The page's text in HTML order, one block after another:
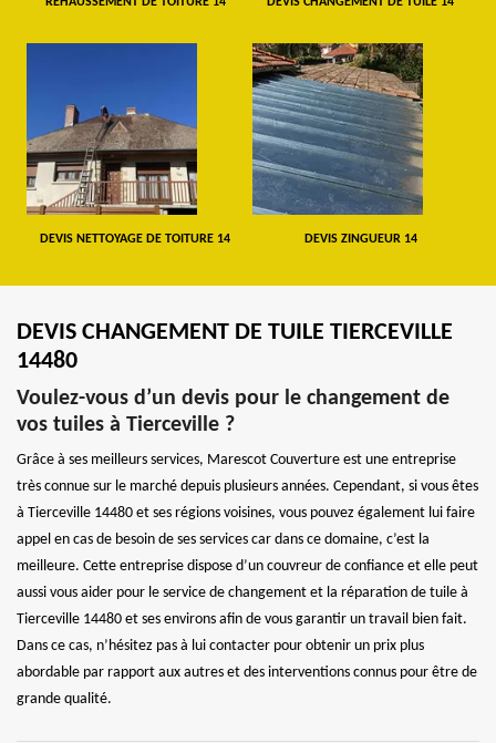
DEVIS NETTOYAGE DE TOITURE 14 DEVIS ZINGUEUR 14
DEVIS CHANGEMENT DE TUILE TIERCEVILLE
14480
Voulez-vous d’un devis pour le changement de
vos tuiles à Tierceville ?
Grâce à ses meilleurs services, Marescot Couverture est une entreprise
très connue sur le marché depuis plusieurs années. Cependant, si vous êtes
à Tierceville 14480 et ses régions voisines, vous pouvez également lui faire
appel en cas de besoin de ses services car dans ce domaine, c’est la
meilleure. Cette entreprise dispose d’un couvreur de confiance et elle peut
aussi vous aider pour le service de changement et la réparation de tuile à
Tierceville 14480 et ses environs afin de vous garantir un travail bien fait.
Dans ce cas, n’hésitez pas à lui contacter pour obtenir un prix plus
abordable par rapport aux autres et des interventions connus pour être de
grande qualité.